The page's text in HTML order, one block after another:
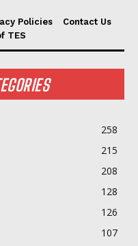
Policies
Contact Us
TES
258
215
208
128
126
107